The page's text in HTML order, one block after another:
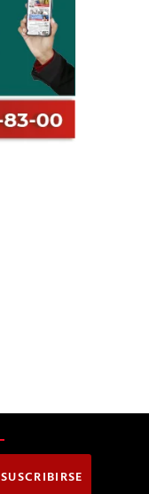
SUSCRIBIRSE